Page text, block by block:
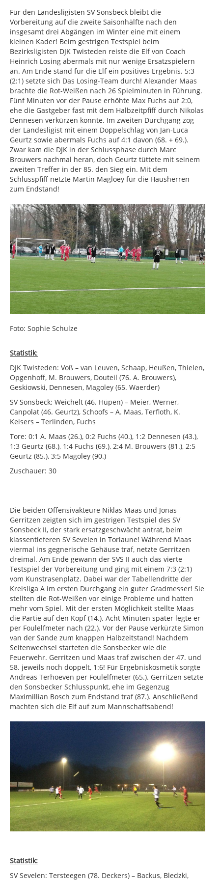
Für den Landesligisten SV Sonsbeck bleibt die
Vorbereitung auf die zweite Saisonhälfte nach den
insgesamt drei Abgängen im Winter eine mit einem
kleinen Kader! Beim gestrigen Testspiel beim
Bezirksligisten DJK Twisteden reiste die Elf von Coach
Heinrich Losing abermals mit nur wenige Ersatzspielern
an. Am Ende stand für die Elf ein positives Ergebnis. 5:3
(2:1) setzte sich Das Losing-Team durch! Alexander Maas
brachte die Rot-Weißen nach 26 Spielminuten in Führung.
Fünf Minuten vor der Pause erhöhte Max Fuchs auf 2:0,
ehe die Gastgeber fast mit dem Halbzeitpfiff durch Nikolas
Dennesen verkürzen konnte. Im zweiten Durchgang zog
der Landesligist mit einem Doppelschlag von Jan-Luca
Geurtz sowie abermals Fuchs auf 4:1 davon (68. + 69.).
Zwar kam die DJK in der Schlussphase durch Marc
Brouwers nachmal heran, doch Geurtz tüttete mit seinem
zweiten Treffer in der 85. den Sieg ein. Mit dem
Schlusspfiff netzte Martin Magloey für die Hausherren
zum Endstand!
Foto: Sophie Schulze
Statistik:
DJK Twisteden: Voß – van Leuven, Schaap, Heußen, Thielen,
Opgenhoff, M. Brouwers, Douteil (76. A. Brouwers),
Geskiowski, Dennesen, Magoley (65. Waerder)
SV Sonsbeck: Weichelt (46. Hüpen) – Meier, Werner,
Canpolat (46. Geurtz), Schoofs – A. Maas, Terfloth, K.
Keisers – Terlinden, Fuchs
Tore: 0:1 A. Maas (26.), 0:2 Fuchs (40.), 1:2 Dennesen (43.),
1:3 Geurtz (68.), 1:4 Fuchs (69.), 2:4 M. Brouwers (81.), 2:5
Geurtz (85.), 3:5 Magoley (90.)
Zuschauer: 30
Die beiden Offensivakteure Niklas Maas und Jonas
Gerritzen zeigten sich im gestrigen Testspiel des SV
Sonsbeck II, der stark ersatzgeschwächt antrat, beim
klassentieferen SV Sevelen in Torlaune! Während Maas
viermal ins gegnerische Gehäuse traf, netzte Gerritzen
dreimal. Am Ende gewann der SVS II auch das vierte
Testspiel der Vorbereitung und ging mit einem 7:3 (2:1)
vom Kunstrasenplatz. Dabei war der Tabellendritte der
Kreisliga A im ersten Durchgang ein guter Gradmesser! Sie
stellten die Rot-Weißen vor einige Probleme und hatten
mehr vom Spiel. Mit der ersten Möglichkeit stellte Maas
die Partie auf den Kopf (14.). Acht Minuten später legte er
per Foulelfmeter nach (22.). Vor der Pause verkürzte Simon
van der Sande zum knappen Halbzeitstand! Nachdem
Seitenwechsel starteten die Sonsbecker wie die
Feuerwehr. Gerritzen und Maas traf zwischen der 47. und
58. jeweils noch doppelt, 1:6! Für Ergebniskosmetik sorgte
Andreas Terhoeven per Foulelfmeter (65.). Gerritzen setzte
den Sonsbecker Schlusspunkt, ehe im Gegenzug
Maximillian Bosch zum Endstand traf (87.). Anschließend
machten sich die Elf auf zum Mannschaftsabend!
Statistik:
SV Sevelen: Tersteegen (78. Deckers) – Backus, Bledzki,